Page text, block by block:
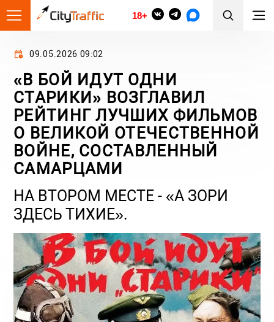
18+
09.05.2026 09:02
«В БОЙ ИДУТ ОДНИ
СТАРИКИ» ВОЗГЛАВИЛ
РЕЙТИНГ ЛУЧШИХ ФИЛЬМОВ
О ВЕЛИКОЙ ОТЕЧЕСТВЕННОЙ
ВОЙНЕ, СОСТАВЛЕННЫЙ
САМАРЦАМИ
НА ВТОРОМ МЕСТЕ - «А ЗОРИ
ЗДЕСЬ ТИХИЕ».